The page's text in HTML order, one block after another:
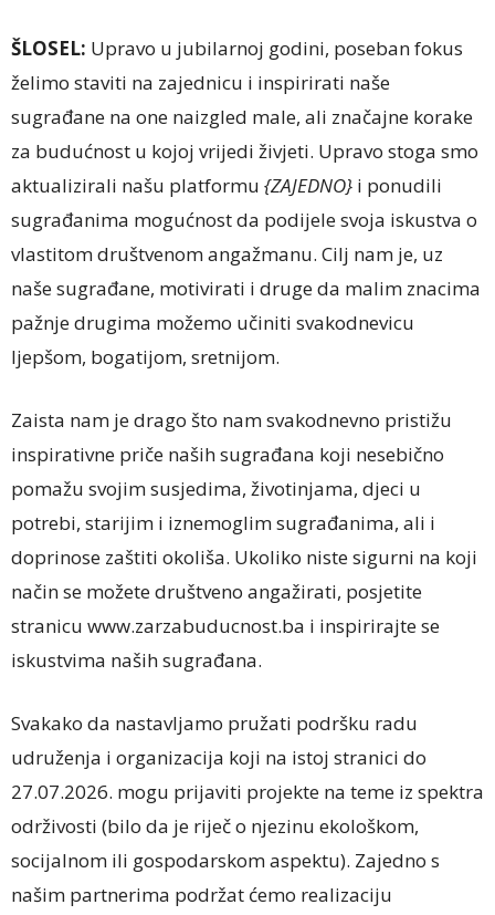
ŠLOSEL: Upravo u jubilarnoj godini, poseban fokus
želimo staviti na zajednicu i inspirirati naše
sugrađane na one naizgled male, ali značajne korake
za budućnost u kojoj vrijedi živjeti. Upravo stoga smo
aktualizirali našu platformu {ZAJEDNO} i ponudili
sugrađanima mogućnost da podijele svoja iskustva o
vlastitom društvenom angažmanu. Cilj nam je, uz
naše sugrađane, motivirati i druge da malim znacima
pažnje drugima možemo učiniti svakodnevicu
ljepšom, bogatijom, sretnijom.
Zaista nam je drago što nam svakodnevno pristižu
inspirativne priče naših sugrađana koji nesebično
pomažu svojim susjedima, životinjama, djeci u
potrebi, starijim i iznemoglim sugrađanima, ali i
doprinose zaštiti okoliša. Ukoliko niste sigurni na koji
način se možete društveno angažirati, posjetite
stranicu www.zarzabuducnost.ba i inspirirajte se
iskustvima naših sugrađana.
Svakako da nastavljamo pružati podršku radu
udruženja i organizacija koji na istoj stranici do
27.07.2026. mogu prijaviti projekte na teme iz spektra
održivosti (bilo da je riječ o njezinu ekološkom,
socijalnom ili gospodarskom aspektu). Zajedno s
našim partnerima podržat ćemo realizaciju